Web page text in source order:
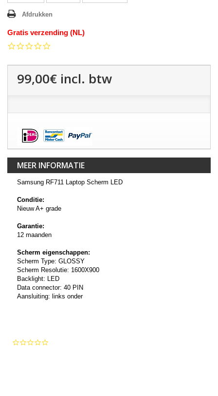
Afdrukken
Gratis verzending (NL)
99,00€ incl. btw
MEER INFORMATIE
Samsung RF711 Laptop Scherm LED
Conditie:
Nieuw A+ grade
Garantie:
12 maanden
Scherm eigenschappen:
Scherm Type: GLOSSY
Scherm Resolutie: 1600X900
Backlight: LED
Data connector: 40 PIN
Aansluiting: links onder